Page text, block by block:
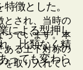
徴とした。
による型押し
、比類なく精
っても変わら
とされ、当時の
っています。本
ある上下対称の
を取り入れてい